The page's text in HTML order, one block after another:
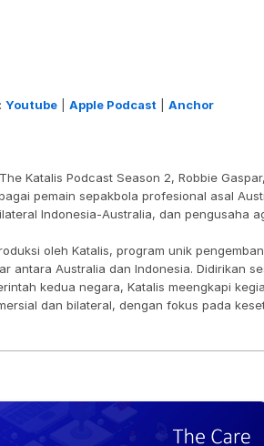
Youtube | Apple Podcast | Anchor
Katalis Podcast Season 2, Robbie
pemain sepakbola profesional asal
Indonesia-Australia, dan pengusaha
oleh Katalis, program unik
antara Australia dan Indonesia. Didirikan
kedua negara, Katalis meengkapi
dan bilateral, dengan fokus pada